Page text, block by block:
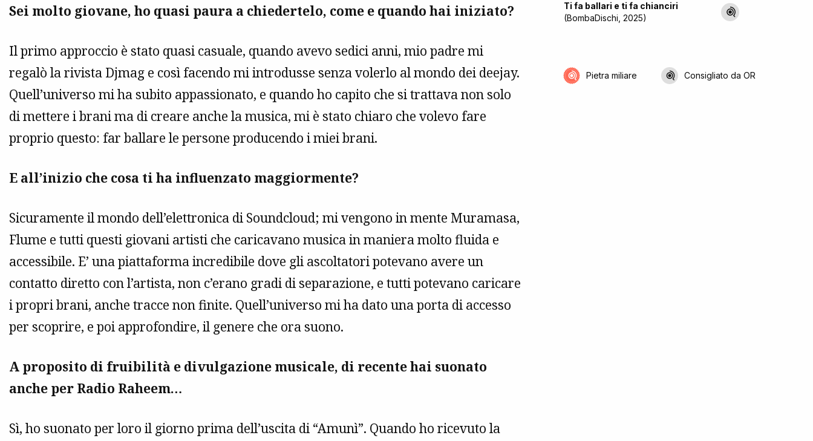
Sei molto giovane, ho quasi paura a chiedertelo, come e quando hai iniziato?
Il primo approccio è stato quasi casuale, quando avevo sedici anni, mio padre mi
regalò la rivista Djmag e così facendo mi introdusse senza volerlo al mondo dei deejay.
Quell’universo mi ha subito appassionato, e quando ho capito che si trattava non solo
di mettere i brani ma di creare anche la musica, mi è stato chiaro che volevo fare
proprio questo: far ballare le persone producendo i miei brani.
E all’inizio che cosa ti ha influenzato maggiormente?
Sicuramente il mondo dell’elettronica di Soundcloud; mi vengono in mente Muramasa,
Flume e tutti questi giovani artisti che caricavano musica in maniera molto fluida e
accessibile. E’ una piattaforma incredibile dove gli ascoltatori potevano avere un
contatto diretto con l’artista, non c’erano gradi di separazione, e tutti potevano caricare
i propri brani, anche tracce non finite. Quell’universo mi ha dato una porta di accesso
per scoprire, e poi approfondire, il genere che ora suono.
A proposito di fruibilità e divulgazione musicale, di recente hai suonato
anche per Radio Raheem…
Sì, ho suonato per loro il giorno prima dell’uscita di “Amunì”. Quando ho ricevuto la
Ti fa ballari e ti fa chianciri
(BombaDischi, 2025)
Pietra miliare Consigliato da OR